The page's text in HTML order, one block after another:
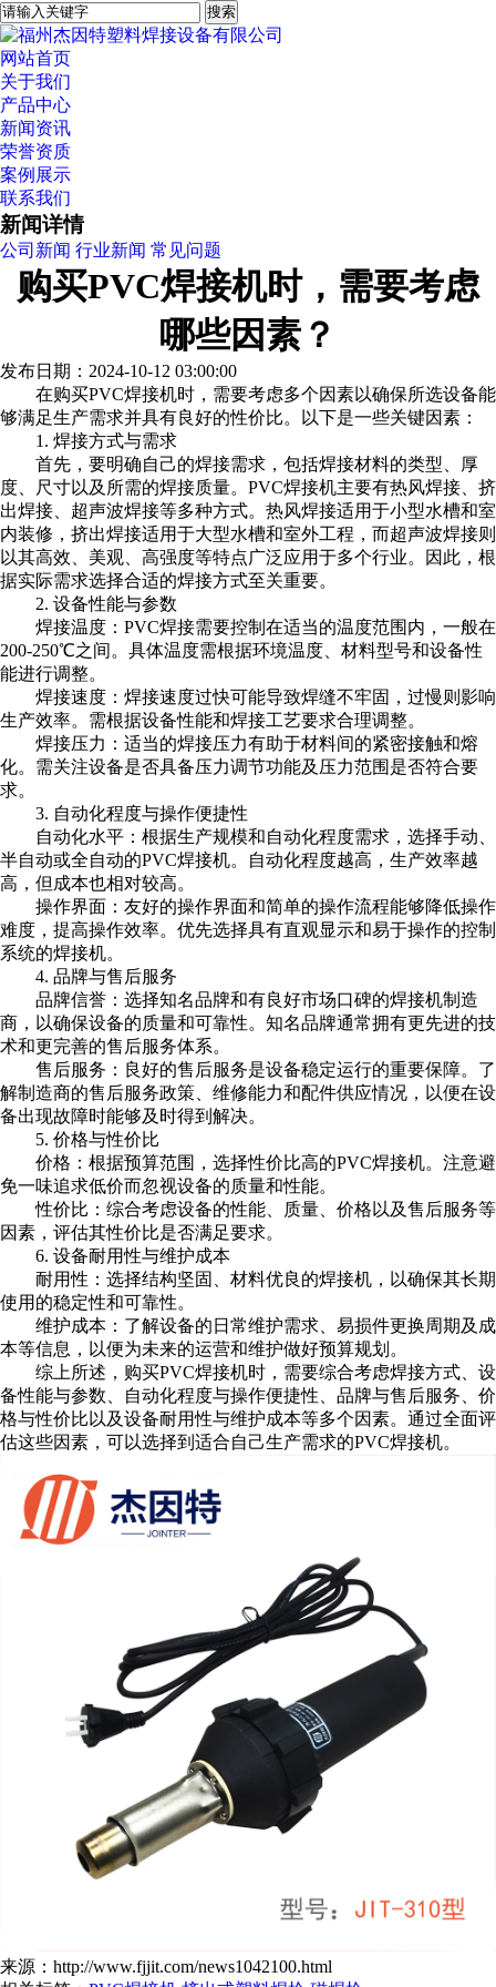
网站首页
关于我们
产品中心
新闻资讯
荣誉资质
案例展示
联系我们
新闻详情
公司新闻 行业新闻 常见问题
购买PVC焊接机时，需要考虑
哪些因素？
发布日期：2024-10-12 03:00:00
在购买PVC焊接机时，需要考虑多个因素以确保所选设备能
够满足生产需求并具有良好的性价比。以下是一些关键因素：
1. 焊接方式与需求
首先，要明确自己的焊接需求，包括焊接材料的类型、厚
度、尺寸以及所需的焊接质量。PVC焊接机主要有热风焊接、挤
出焊接、超声波焊接等多种方式。热风焊接适用于小型水槽和室
内装修，挤出焊接适用于大型水槽和室外工程，而超声波焊接则
以其高效、美观、高强度等特点广泛应用于多个行业。因此，根
据实际需求选择合适的焊接方式至关重要。
2. 设备性能与参数
焊接温度：PVC焊接需要控制在适当的温度范围内，一般在
200-250℃之间。具体温度需根据环境温度、材料型号和设备性
能进行调整。
焊接速度：焊接速度过快可能导致焊缝不牢固，过慢则影响
生产效率。需根据设备性能和焊接工艺要求合理调整。
焊接压力：适当的焊接压力有助于材料间的紧密接触和熔
化。需关注设备是否具备压力调节功能及压力范围是否符合要
求。
3. 自动化程度与操作便捷性
自动化水平：根据生产规模和自动化程度需求，选择手动、
半自动或全自动的PVC焊接机。自动化程度越高，生产效率越
高，但成本也相对较高。
操作界面：友好的操作界面和简单的操作流程能够降低操作
难度，提高操作效率。优先选择具有直观显示和易于操作的控制
系统的焊接机。
4. 品牌与售后服务
品牌信誉：选择知名品牌和有良好市场口碑的焊接机制造
商，以确保设备的质量和可靠性。知名品牌通常拥有更先进的技
术和更完善的售后服务体系。
售后服务：良好的售后服务是设备稳定运行的重要保障。了
解制造商的售后服务政策、维修能力和配件供应情况，以便在设
备出现故障时能够及时得到解决。
5. 价格与性价比
价格：根据预算范围，选择性价比高的PVC焊接机。注意避
免一味追求低价而忽视设备的质量和性能。
性价比：综合考虑设备的性能、质量、价格以及售后服务等
因素，评估其性价比是否满足要求。
6. 设备耐用性与维护成本
耐用性：选择结构坚固、材料优良的焊接机，以确保其长期
使用的稳定性和可靠性。
维护成本：了解设备的日常维护需求、易损件更换周期及成
本等信息，以便为未来的运营和维护做好预算规划。
综上所述，购买PVC焊接机时，需要综合考虑焊接方式、设
备性能与参数、自动化程度与操作便捷性、品牌与售后服务、价
格与性价比以及设备耐用性与维护成本等多个因素。通过全面评
估这些因素，可以选择到适合自己生产需求的PVC焊接机。
来源：http://www.fjjit.com/news1042100.html